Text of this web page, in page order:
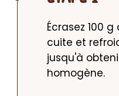
Écrasez 100
cuite et
jusqu'à
homogène.